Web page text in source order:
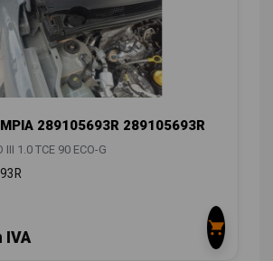
289105693R 289105693R
III 1.0 TCE 90 ECO-G
IVA